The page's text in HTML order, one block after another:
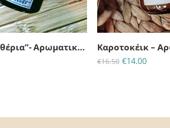
“Γλυκιά & Αιθέρια”- Αρωματικό κερί σόγιας με αιθέρια έλαια
ΗΜΈΡΕΣ ΩΡΕΣ
€16.50 €14.00